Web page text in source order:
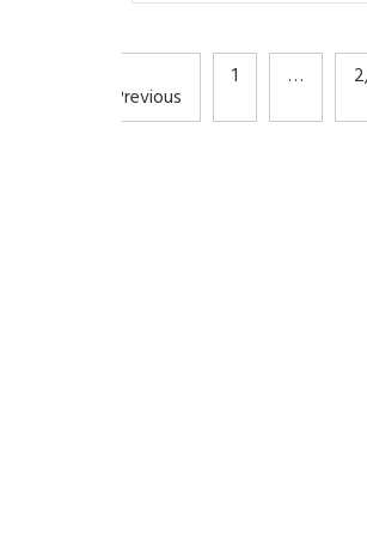
Previous
1 …